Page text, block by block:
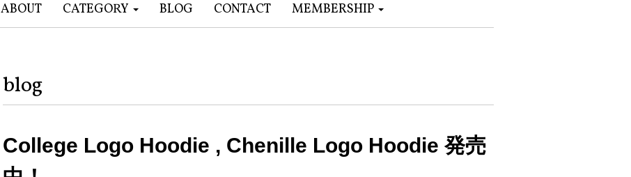
ABOUT CATEGORY BLOG CONTACT MEMBERSHIP
blog
College Logo Hoodie , Chenille Logo Hoodie 発売